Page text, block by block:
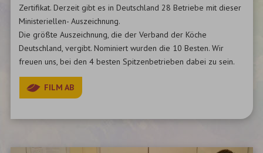
Zertifikat. Derzeit gibt es in Deutschland 28 Betriebe mit dieser
Ministeriellen- Auszeichnung.
Die größte Auszeichnung, die der Verband der Köche
Deutschland, vergibt. Nominiert wurden die 10 Besten. Wir
freuen uns, bei den 4 besten Spitzenbetrieben dabei zu sein.
FILM AB